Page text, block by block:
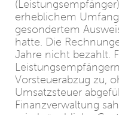
erheblichem
gesondertem
hatte. Die
Jahre nicht bezahlt.
Vorsteuerabzug zu,
Umsatzsteuer
Finanzverwaltung